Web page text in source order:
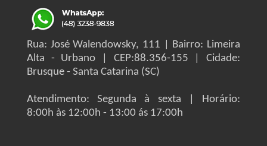
Rua: José Walendowsky, 111 | Bairro: Limeira
Alta - Urbano | CEP:88.356-155 | Cidade:
Brusque - Santa Catarina (SC)
Atendimento: Segunda à sexta | Horário:
8:00h às 12:00h - 13:00 ás 17:00h